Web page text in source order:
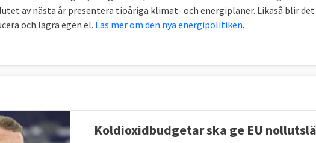
av nästa år presentera tioåriga klimat- och energiplaner. Likaså blir det
och lagra egen el. Läs mer om den nya energipolitiken.
Koldioxidbudgetar ska ge EU